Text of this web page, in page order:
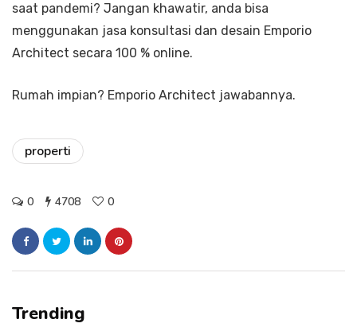
saat pandemi? Jangan khawatir, anda bisa
menggunakan jasa konsultasi dan desain Emporio
Architect secara 100 % online.
Rumah impian? Emporio Architect jawabannya.
properti
0 4708 0
Trending